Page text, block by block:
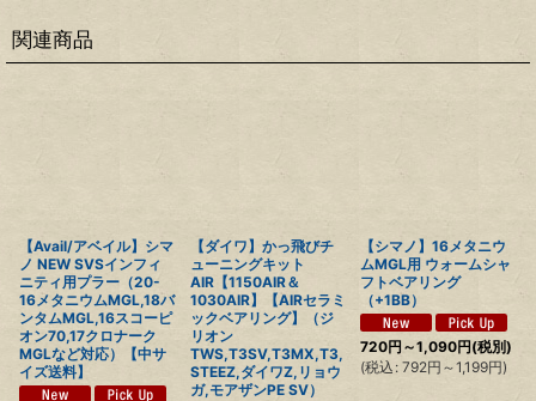
関連商品
【Avail/アベイル】シマ
ノ NEW SVSインフィ
ニティ用プラー（20-
16メタニウムMGL,18バ
ンタムMGL,16スコーピ
オン70,17クロナーク
MGLなど対応）【中サ
イズ送料】
【ダイワ】かっ飛びチ
ューニングキット
AIR【1150AIR＆
1030AIR】【AIRセラミ
ックベアリング】（ジ
リオン
TWS,T3SV,T3MX,T3,
STEEZ,ダイワZ,リョウ
ガ,モアザンPE SV）
【シマノ】16メタニウ
ムMGL用 ウォームシャ
フトベアリング
（+1BB）
720円 ～1,090円(税別)
(税込 : 792円 ～1,199円)